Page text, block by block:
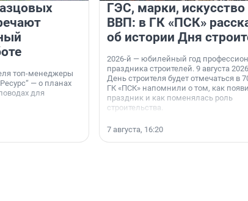
топ-менеджеры
— о планах
для
ГЭС, марки, искусство
ВВП: в ГК «ПСК»
об истории Дня
2026-й — юбилейный год
праздника строителей. 9 августа
День строителя будет отмечаться в
ГК «ПСК» напомнили о том, как
праздник и как поменялась роль
строительства.
7 августа, 16:20